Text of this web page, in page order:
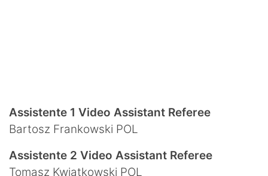
Assistente 1 Video Assistant Referee
Bartosz Frankowski POL
Assistente 2 Video Assistant Referee
Tomasz Kwiatkowski POL